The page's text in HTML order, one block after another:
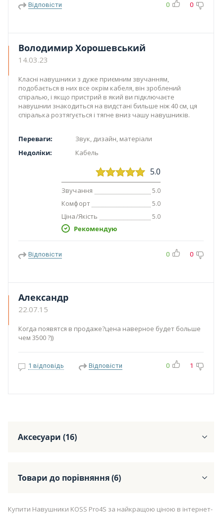
Відповісти 0 0
Володимир Хорошевський
14.03.23
Класні навушники з дуже приємним звучанням,
подобається в них все окрім кабеля, він зроблений
спіралью, і якщо пристрий в який ви підключаєте
навушнии знакодиться на видстані бильше ніж 40 см, ця
спіралька розтягується і тягне вниз чашу навушників.
Переваги:
Звук, дизайн, матеріали
Недоліки:
Кабель
5.0
Звучання 5.0
Комфорт 5.0
Ціна/Якість 5.0
Рекомендую
Відповісти 0 0
Александр
22.07.15
Когда появятся в продаже?цена наверное будет больше
чем 3500 ?))
1 відповідь Відповісти 0 1
Аксесуари (16)
Товари до порівняння (6)
Купити Навушники KOSS Pro4S за найкращою ціною в інтернет-